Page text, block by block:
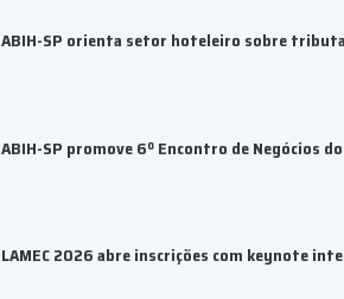
ABIH-SP orienta setor hoteleiro sobre
ABIH-SP promove 6º Encontro de Negócios
LAMEC 2026 abre inscrições com keynote